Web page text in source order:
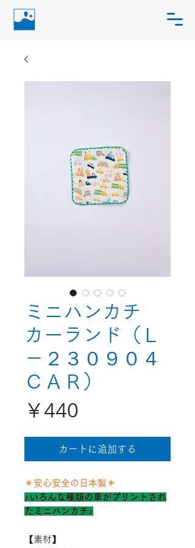
ミニハンカチ
カーランド（Ｌ
－２３０９０４
ＣＡＲ）
￥440
格
カートに追加する
＊安心安全の日本製＊
♪いろんな種類の車がプリントされ
たミニハンカチ♪
【素材】